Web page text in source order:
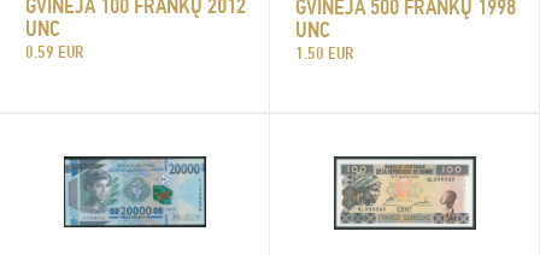
GVINĖJA 100 FRANKŲ 2012
UNC
0.59 EUR
GVINĖJA 500 FRANKŲ 1998
UNC
1.50 EUR